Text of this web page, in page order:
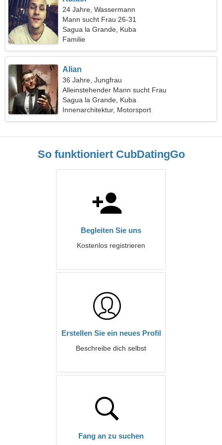
24 Jahre, Wassermann
Mann sucht Frau 26-31
Sagua la Grande, Kuba
Familie
Alian
36 Jahre, Jungfrau
Alleinstehender Mann sucht Frau
Sagua la Grande, Kuba
Innenarchitektur, Motorsport
So funktioniert CubDatingGo
Begleiten Sie uns
Kostenlos registrieren
Erstellen Sie ein neues Profil
Beschreibe dich selbst
Fang an zu suchen